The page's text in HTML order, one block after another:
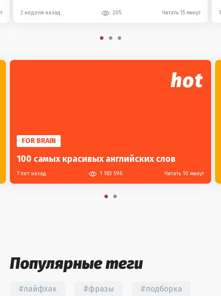
2 недели назад 205 Читать 15 минут
hot
FOR BRAIN
100 самых красивых английских слов
7 лет назад 1 183 596 Читать 10 минут
Популярные теги
#лайфхак #фразы #подборка